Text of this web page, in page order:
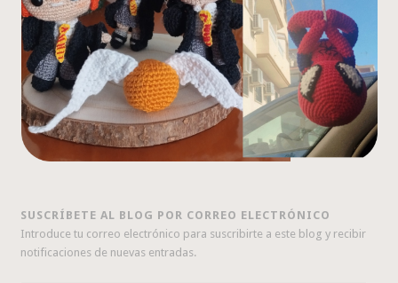
SUSCRÍBETE AL BLOG POR CORREO ELECTRÓNICO
Introduce tu correo electrónico para suscribirte a este blog y recibir
notificaciones de nuevas entradas.